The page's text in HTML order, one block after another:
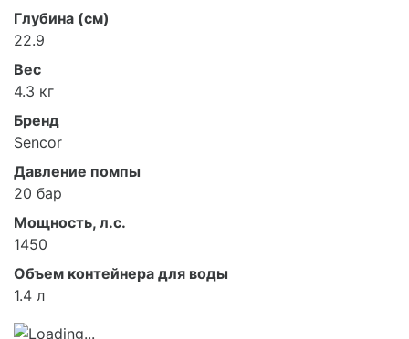
Глубина (см)
22.9
Вес
4.3 кг
Бренд
Sencor
Давление помпы
20 бар
Мощность, л.с.
1450
Объем контейнера для воды
1.4 л